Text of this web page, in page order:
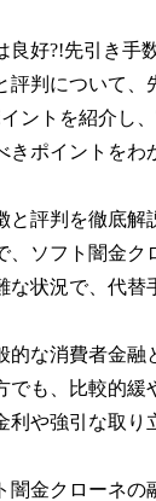
良好?!先引き手
評判について
ントを紹介し
きポイントを
と評判を徹底解
、ソフト闇金
な状況で、代
的な消費者金
でも、比較的
利や強引な取
闇金クローネ